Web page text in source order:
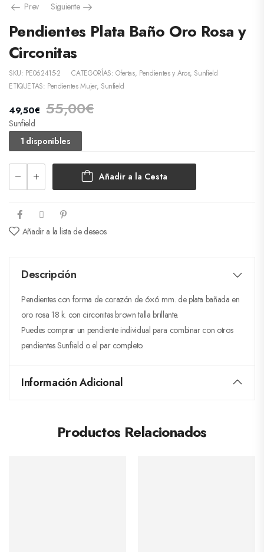
Prev
Siguiente
Pendientes Plata Baño Oro Rosa y
Circonitas
SKU: PE062415-2 CATEGORÍAS:Ofertas, Pendientes y Aros, Sunfield
ETIQUETAS: Pendientes Mujer, Sunfield
49,50€ 55,00€
Sunfield
1 disponibles
Añadir a la Cesta
Añadir a la lista de deseos
Descripción
Pendientes con forma de corazón de 6×6 mm. de plata bañada en
oro rosa 18 k. con circonitas brown talla brillante.
Puedes comprar un pendiente individual para combinar con otros
pendientes Sunfield o el par completo.
Información Adicional
Productos Relacionados